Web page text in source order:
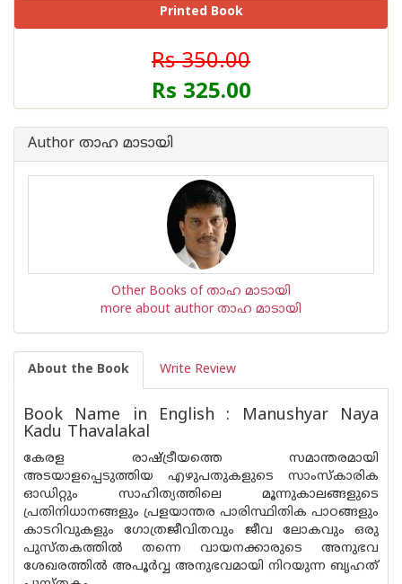
Printed Book
Rs 350.00
Rs 325.00
Author താഹ മാടായി
Other Books of താഹ മാടായി
more about author താഹ മാടായി
About the Book Write Review
Book Name in English : Manushyar Naya
Kadu Thavalakal
കേരള രാഷ്ട്രീയത്തെ സമാന്തരമായി
അടയാളപ്പെടുത്തിയ എഴുപതുകളുടെ സാംസ്കാരിക
ഓഡിറ്റും സാഹിത്യത്തിലെ മൂന്നുകാലങ്ങളുടെ
പ്രതിനിധാനങ്ങളും പ്രളയാന്തര പാരിസ്ഥിതിക പാഠങ്ങളും
കാടറിവുകളും ഗോത്രജീവിതവും ജീവ ലോകവും ഒരു
പുസ്തകത്തില്‍ തന്നെ വായനക്കാരുടെ അനുഭവ
ശേഖരത്തില്‍ അപൂര്‍വ്വ അനുഭവമായി നിറയുന്ന ബൃഹത്